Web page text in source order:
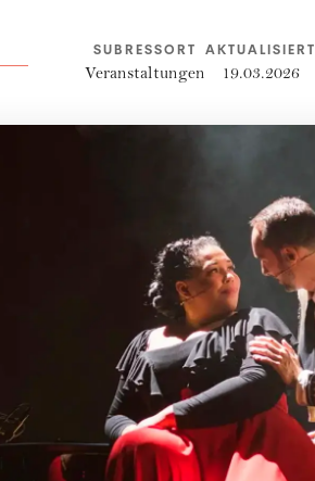
SUBRESSORT
Veranstaltungen
AKTUALISIERT
19.03.2026